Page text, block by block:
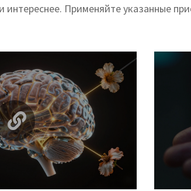
Применяйте указанные